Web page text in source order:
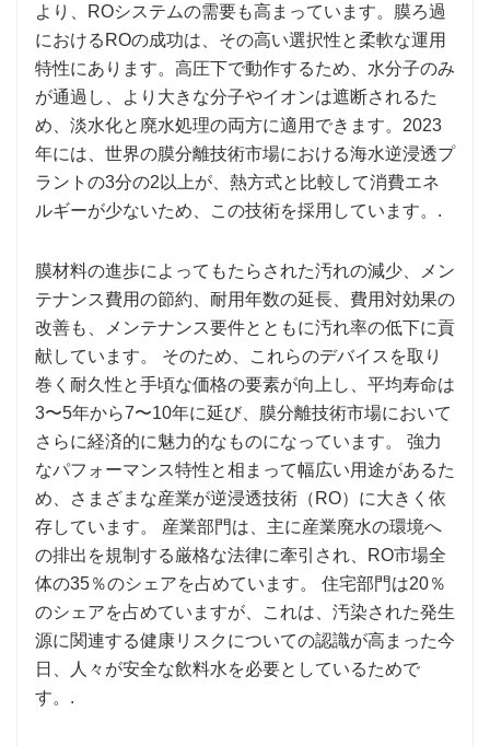
より、ROシステムの需要も高まっています。膜ろ過
におけるROの成功は、その高い選択性と柔軟な運用
特性にあります。高圧下で動作するため、水分子のみ
が通過し、より大きな分子やイオンは遮断されるた
め、淡水化と廃水処理の両方に適用できます。2023
年には、世界の膜分離技術市場における海水逆浸透プ
ラントの3分の2以上が、熱方式と比較して消費エネ
ルギーが少ないため、この技術を採用しています。.
膜材料の進歩によってもたらされた汚れの減少、メン
テナンス費用の節約、耐用年数の延長、費用対効果の
改善も、メンテナンス要件とともに汚れ率の低下に貢
献しています。 そのため、これらのデバイスを取り
巻く耐久性と手頃な価格の要素が向上し、平均寿命は
3〜5年から7〜10年に延び、膜分離技術市場において
さらに経済的に魅力的なものになっています。 強力
なパフォーマンス特性と相まって幅広い用途があるた
め、さまざまな産業が逆浸透技術（RO）に大きく依
存しています。 産業部門は、主に産業廃水の環境へ
の排出を規制する厳格な法律に牽引され、RO市場全
体の35％のシェアを占めています。 住宅部門は20％
のシェアを占めていますが、これは、汚染された発生
源に関連する健康リスクについての認識が高まった今
日、人々が安全な飲料水を必要としているためで
す。.